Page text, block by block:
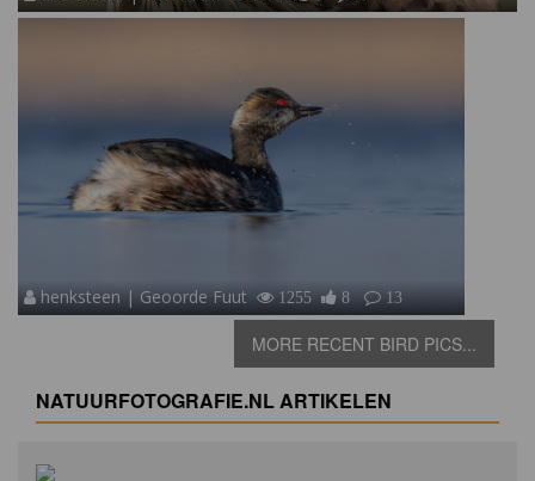
henksteen | Geoorde Fuut 1255 8 13
MORE RECENT BIRD PICS...
NATUURFOTOGRAFIE.NL ARTIKELEN